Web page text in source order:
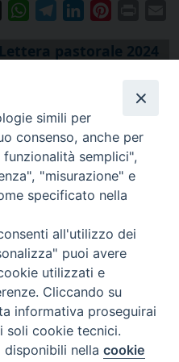
ThreadsWhatsAppTelegramLinkedIn
pastorale 2024
- 12100 Cuneo
Preferenze Cookie
simili per
consenso, anche per
semplici",
"misurazione" e
specificato nella
all'utilizzo dei
puoi avere
utilizzati e
Cliccando su
informativa proseguirai
soli cookie tecnici.
disponibili nellacookie